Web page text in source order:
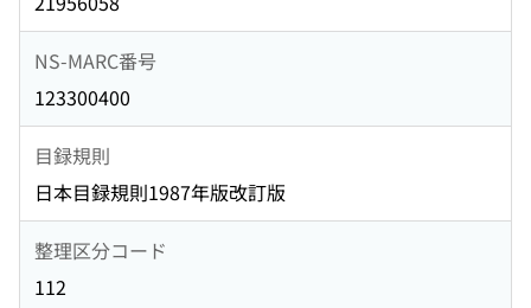
NS-MARC番号
123300400
目録規則
日本目録規則1987年版改訂版
整理区分コード
112